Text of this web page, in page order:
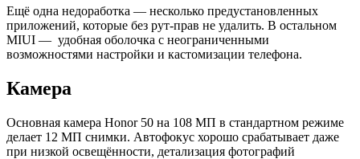
Ещё одна недоработка — несколько предустановленных
приложений, которые без рут-прав не удалить. В остальном
MIUI — удобная оболочка с неограниченными
возможностями настройки и кастомизации телефона.
Камера
Основная камера Honor 50 на 108 МП в стандартном режиме
делает 12 МП снимки. Автофокус хорошо срабатывает даже
при низкой освещённости, детализация фотографий